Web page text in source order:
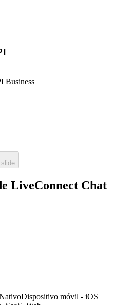
Business
slide
LiveConnect Chat
Dispositivo móvil - iOS